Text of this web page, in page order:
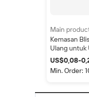
Main
Kemasan
Ulang untuk
Lunak,
Umpan
US$0,08-
Min. Order: